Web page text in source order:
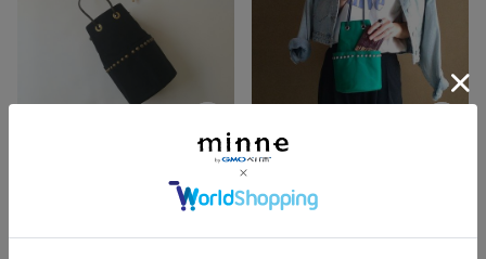
renewal✺スタッズ巾着４wayバック 【black】
8,500円